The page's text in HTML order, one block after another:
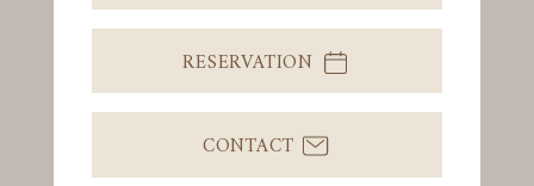
RESERVATION
CONTACT